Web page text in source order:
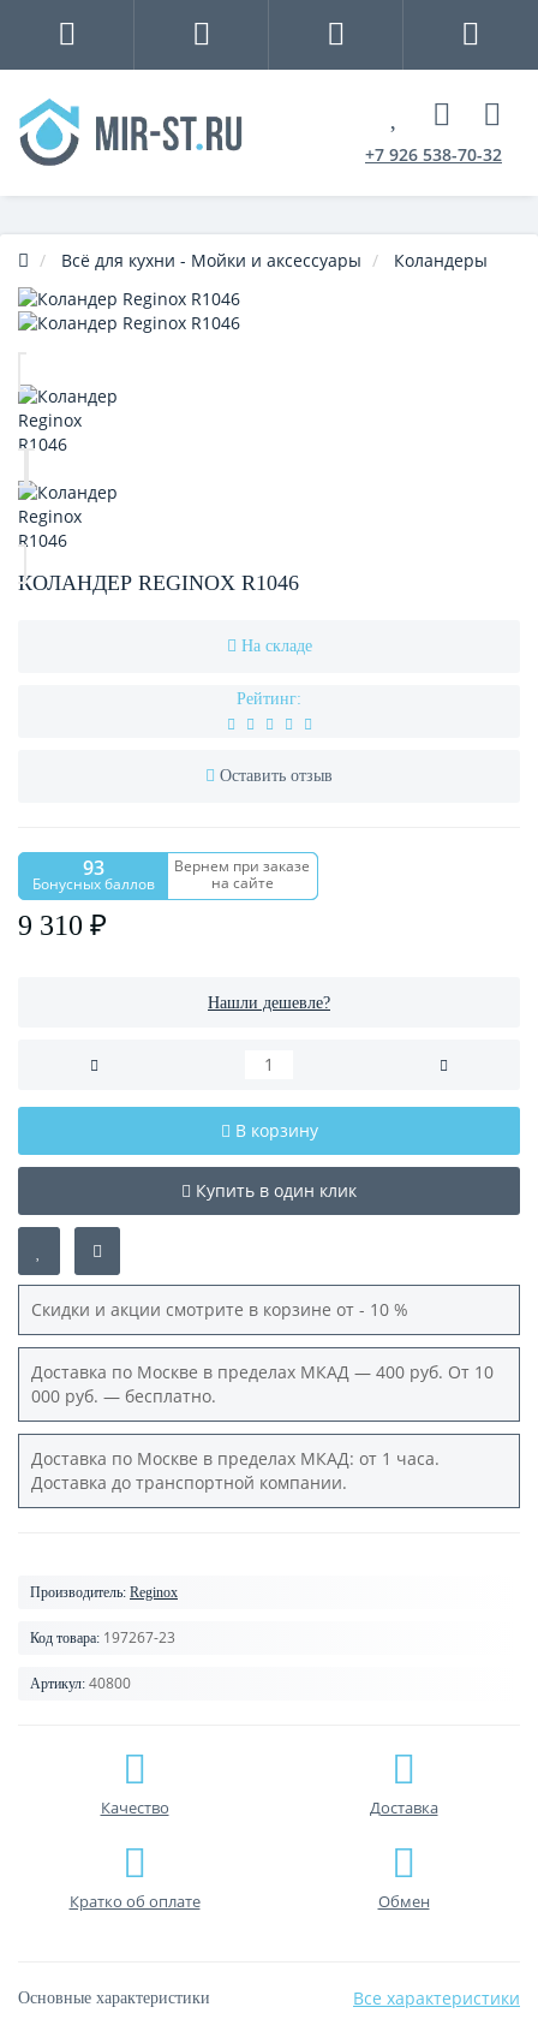
+7 926 538-70-32
Всё для кухни - Мойки и аксессуары Коландеры
КОЛАНДЕР REGINOX R1046
На складе
Рейтинг:
Оставить отзыв
93
Бонусных баллов
Вернем при заказе
на сайте
9 310 ₽
Нашли дешевле?
В корзину
Купить в один клик
Скидки и акции смотрите в корзине от - 10 %
Доставка по Москве в пределах МКАД — 400 руб. От 10
000 руб. — бесплатно.
Доставка по Москве в пределах МКАД: от 1 часа.
Доставка до транспортной компании.
Производитель: Reginox
Код товара: 197267-23
Артикул: 40800
Качество Доставка
Кратко об оплате Обмен
Основные характеристики Все характеристики